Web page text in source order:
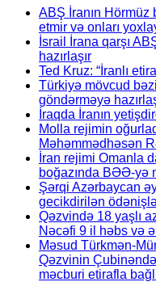
ABŞ İranın Hörmüz
etmir və onları
İsrail İrana qarşı
hazırlaşır
Ted Kruz: “İranlı
Türkiyə mövcud
göndərməyə
İraqda İranın
Molla rejimin
Məhəmmədhəsən
İran rejimi Omanla
boğazında BƏƏ-yə
Şərqi Azərbaycan
gecikdirilən
Qəzvində 18 yaşlı
Nəcəfi 9 il həbs və
Məsud Türkmən-
Qəzvinin
məcburi etirafla